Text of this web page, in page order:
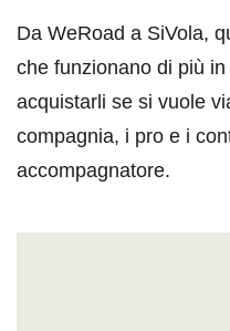
Da WeRoad a SiVola,
che funzionano di più
acquistarli se si vuole
compagnia, i pro e i
accompagnatore.